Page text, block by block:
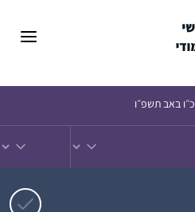
כ״ו באב תשפ״ו